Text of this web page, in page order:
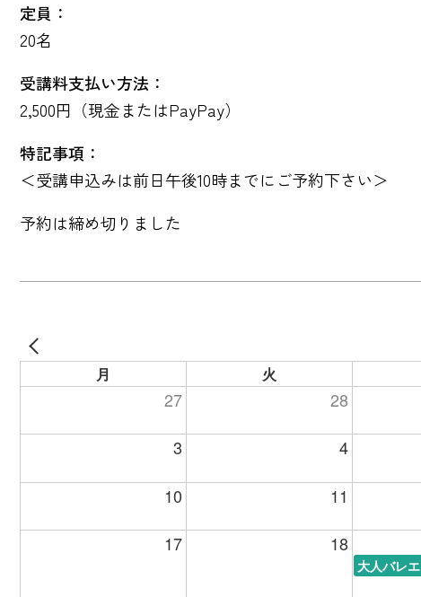
定員：
20名
受講料支払い方法：
2,500円（現金またはPayPay）
特記事項：
＜受講申込みは前日午後10時までにご予約下さい＞
予約は締め切りました
月 火
27 28
3 4
10 11
17 18
大人バレエ